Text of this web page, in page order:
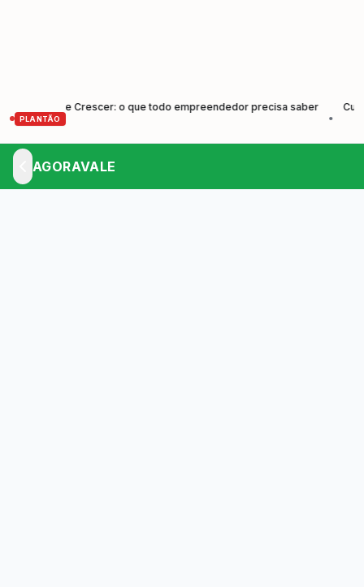
PLANTÃO
e Crescer: o que todo empreendedor precisa saber
Cunha
AGORAVALE